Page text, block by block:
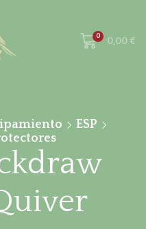
0 0,00 €
ESP